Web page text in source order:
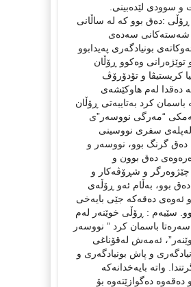
و سوودی لێدەبینی.
ڕۆڵی :دەق بوو کە لە ساڵانی
شەستەکانی سەدەی
بونیادگەری پەیدابوو
وەکوو ڕۆڵان
کریستیڤا و تۆدۆرۆڤ
دەقدا لەم هاوکێشەی
کرد بەتایبەتی ڕۆڵان
“مەرگی نووسەر”ی
لەپلەی سفری نووسینی
دەق گرنگ بوو، نووسەر و
دەق بوون و
و شڕۆڤەکار و
بوو، بەڵام ئەو ڕۆڵەی
ئەوەی دەقەکە جێی بایەخی
سێیەم : ڕۆڵی خوێنەر لەم
باسمان کرد ” نووسەر
ئەمەش لەقۆناغی
و پاش بونیادگەری و
واتە بایەخدانەکە
دەقەوە دەگوازێتەوە بۆ